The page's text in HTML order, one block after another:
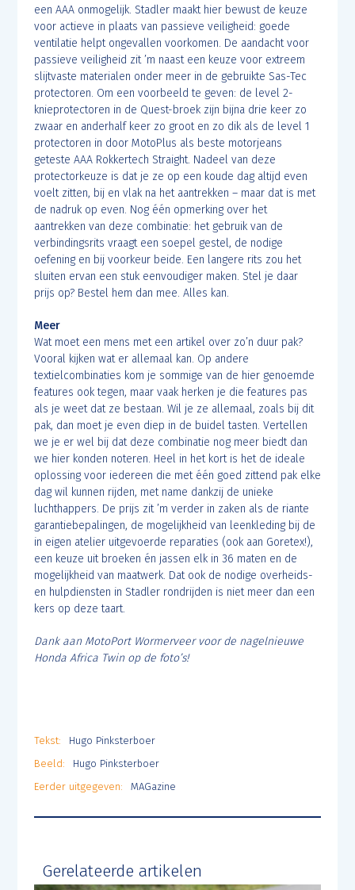
een AAA onmogelijk. Stadler maakt hier bewust de keuze
voor actieve in plaats van passieve veiligheid: goede
ventilatie helpt ongevallen voorkomen. De aandacht voor
passieve veiligheid zit ’m naast een keuze voor extreem
slijtvaste materialen onder meer in de gebruikte Sas-Tec
protectoren. Om een voorbeeld te geven: de level 2-
knieprotectoren in de Quest-broek zijn bijna drie keer zo
zwaar en anderhalf keer zo groot en zo dik als de level 1
protectoren in door MotoPlus als beste motorjeans
geteste AAA Rokkertech Straight. Nadeel van deze
protectorkeuze is dat je ze op een koude dag altijd even
voelt zitten, bij en vlak na het aantrekken – maar dat is met
de nadruk op even. Nog één opmerking over het
aantrekken van deze combinatie: het gebruik van de
verbindingsrits vraagt een soepel gestel, de nodige
oefening en bij voorkeur beide. Een langere rits zou het
sluiten ervan een stuk eenvoudiger maken. Stel je daar
prijs op? Bestel hem dan mee. Alles kan.
Meer
Wat moet een mens met een artikel over zo’n duur pak?
Vooral kijken wat er allemaal kan. Op andere
textielcombinaties kom je sommige van de hier genoemde
features ook tegen, maar vaak herken je die features pas
als je weet dat ze bestaan. Wil je ze allemaal, zoals bij dit
pak, dan moet je even diep in de buidel tasten. Vertellen
we je er wel bij dat deze combinatie nog meer biedt dan
we hier konden noteren. Heel in het kort is het de ideale
oplossing voor iedereen die met één goed zittend pak elke
dag wil kunnen rijden, met name dankzij de unieke
luchthappers. De prijs zit ’m verder in zaken als de riante
garantiebepalingen, de mogelijkheid van leenkleding bij de
in eigen atelier uitgevoerde reparaties (ook aan Goretex!),
een keuze uit broeken én jassen elk in 36 maten en de
mogelijkheid van maatwerk. Dat ook de nodige overheids-
en hulpdiensten in Stadler rondrijden is niet meer dan een
kers op deze taart.
Dank aan MotoPort Wormerveer voor de nagelnieuwe
Honda Africa Twin op de foto’s!
Tekst:
Hugo Pinksterboer
Beeld:
Hugo Pinksterboer
Eerder uitgegeven:
MAGazine
Gerelateerde artikelen